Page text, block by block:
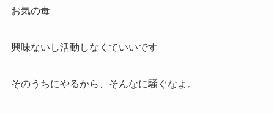
お気の毒
興味ないし活動しなくていいです
そのうちにやるから、そんなに騒ぐなよ。